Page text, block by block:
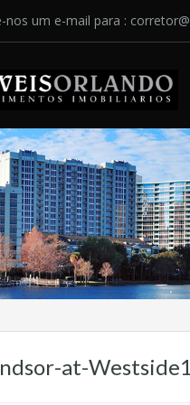
nos um e-mail para :
at-